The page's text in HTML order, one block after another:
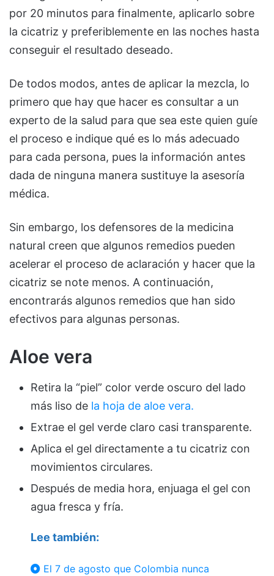
por 20 minutos para finalmente, aplicarlo sobre
la cicatriz y preferiblemente en las noches hasta
conseguir el resultado deseado.
De todos modos, antes de aplicar la mezcla, lo
primero que hay que hacer es consultar a un
experto de la salud para que sea este quien guíe
el proceso e indique qué es lo más adecuado
para cada persona, pues la información antes
dada de ninguna manera sustituye la asesoría
médica.
Sin embargo, los defensores de la medicina
natural creen que algunos remedios pueden
acelerar el proceso de aclaración y hacer que la
cicatriz se note menos. A continuación,
encontrarás algunos remedios que han sido
efectivos para algunas personas.
Aloe vera
Retira la “piel” color verde oscuro del lado
más liso de la hoja de aloe vera.
Extrae el gel verde claro casi transparente.
Aplica el gel directamente a tu cicatriz con
movimientos circulares.
Después de media hora, enjuaga el gel con
agua fresca y fría.
Lee también:
El 7 de agosto que Colombia nunca